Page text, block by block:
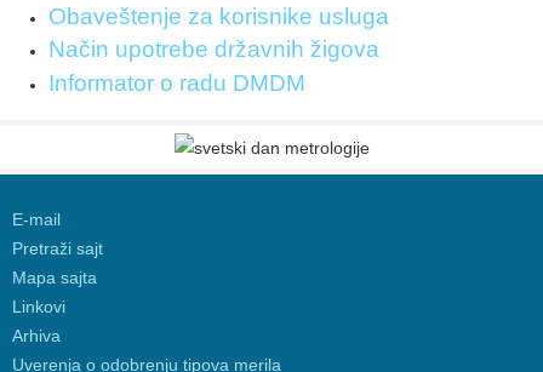
Obaveštenje za korisnike usluga
Način upotrebe državnih žigova
Informator o radu DMDM
E-mail
Pretraži sajt
Mapa sajta
Linkovi
Arhiva
Uverenja o odobrenju tipova merila